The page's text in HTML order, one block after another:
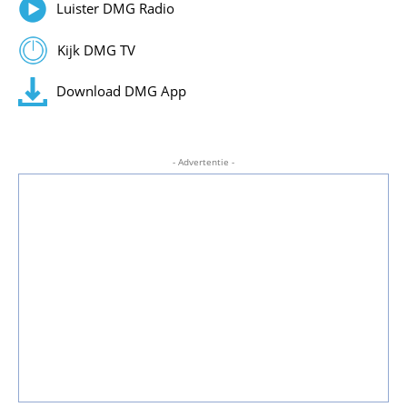
Luister DMG Radio
Kijk DMG TV
Download DMG App
- Advertentie -